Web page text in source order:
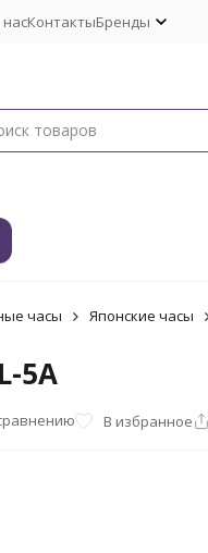
КонтактыБренды
часы Японские часы
5A
В избранное